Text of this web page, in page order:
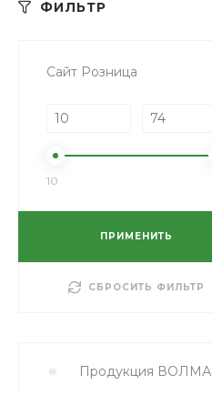
ФИЛЬТР
Сайт Розница
10
ПРИМЕНИТЬ
СБРОСИТЬ ФИЛЬТР
Продукция ВОЛМА